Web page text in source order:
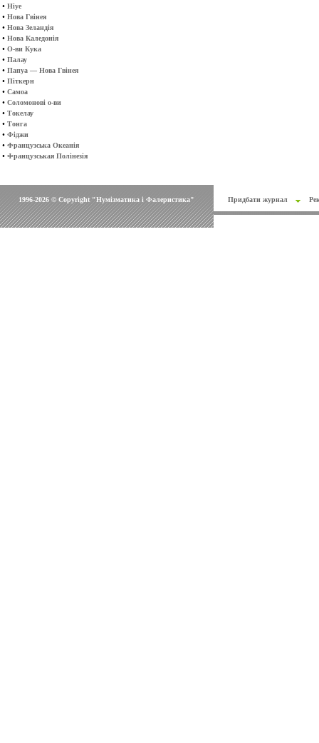
• Ніуе
• Нова Гвінея
• Нова Зеландія
• Нова Каледонія
• О-ви Кука
• Палау
• Папуа — Нова Гвінея
• Піткерн
• Самоа
• Соломонові о-ви
• Токелау
• Тонга
• Фіджи
• Французська Океанія
• Французськая Полінезія
1996-2026 © Copyright "Нумізматика і Фалеристика" Придбати журнал